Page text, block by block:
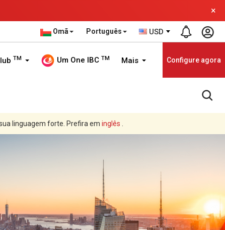
×
Omã Português USD
TM Um One IBC TM Mais Configure agora
linguagem forte. Prefira em inglês .